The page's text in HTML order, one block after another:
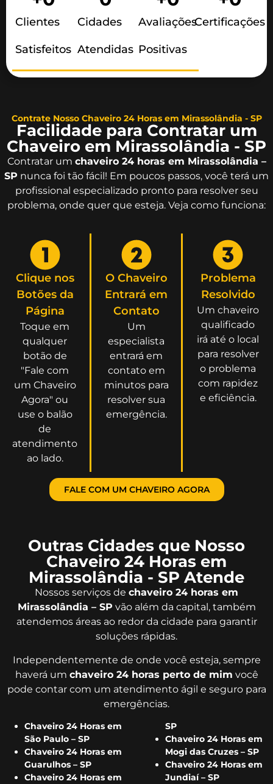
Clientes
Satisfeitos
Cidades
Atendidas
Avaliações
Positivas
Certificações
Contrate Nosso Chaveiro 24 Horas em Mirassolândia - SP
Facilidade para Contratar um
Chaveiro em Mirassolândia - SP
Contratar um chaveiro 24 horas em Mirassolândia –
SP nunca foi tão fácil! Em poucos passos, você terá um
profissional especializado pronto para resolver seu
problema, onde quer que esteja. Veja como funciona:
Clique nos
Botões da
Página
Toque em
qualquer
botão de
"Fale com
um Chaveiro
Agora" ou
use o balão
de
atendimento
ao lado.
O Chaveiro
Entrará em
Contato
Um
especialista
entrará em
contato em
minutos para
resolver sua
emergência.
Problema
Resolvido
Um chaveiro
qualificado
irá até o local
para resolver
o problema
com rapidez
e eficiência.
FALE COM UM CHAVEIRO AGORA
Outras Cidades que Nosso
Chaveiro 24 Horas em
Mirassolândia - SP Atende
Nossos serviços de chaveiro 24 horas em
Mirassolândia – SP vão além da capital, também
atendemos áreas ao redor da cidade para garantir
soluções rápidas.
Independentemente de onde você esteja, sempre
haverá um chaveiro 24 horas perto de mim você
pode contar com um atendimento ágil e seguro para
emergências.
Chaveiro 24 Horas em
São Paulo – SP
Chaveiro 24 Horas em
Guarulhos – SP
Chaveiro 24 Horas em
SP
Chaveiro 24 Horas em
Mogi das Cruzes – SP
Chaveiro 24 Horas em
Jundiaí – SP